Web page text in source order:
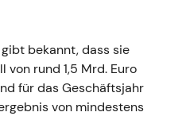
bekannt, dass sie
rund 1,5 Mrd. Euro
für das Geschäftsjahr
von mindestens